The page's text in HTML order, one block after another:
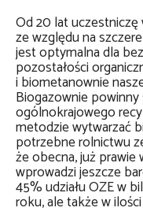
Od 20 lat
ze względu na
jest optymalna dla
pozostałości
i biometanownie
Biogazownie
ogólnokrajowego
metodzie wytwarzać
potrzebne rolnictwu
że obecna, już prawie
wprowadzi jeszcze
45% udziału OZE w
roku, ale także w